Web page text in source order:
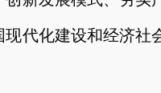
代化建设和经济社